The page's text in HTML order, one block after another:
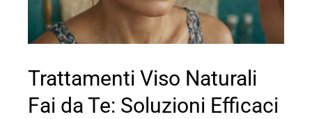
Trattamenti Viso Naturali
Fai da Te: Soluzioni Efficaci